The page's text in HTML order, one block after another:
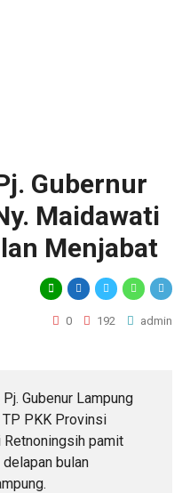
Gubernur
Maidawati
Menjabat
0 192 admin
Pj. Gubenur Lampung
TP PKK Provinsi
Retnoningsih pamit
bulan